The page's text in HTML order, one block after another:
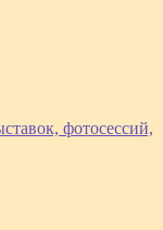
фотосессий,